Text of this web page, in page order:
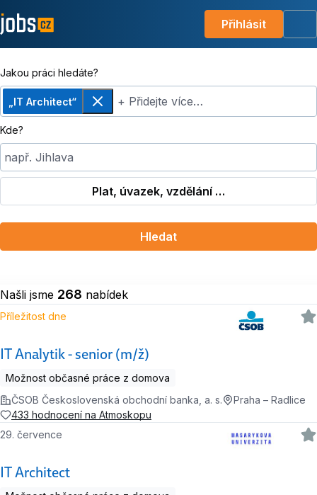
Přihlásit
Jakou práci hledáte?
„IT Architect“
Odebrat+ Přidejte více…
Kde?
např. Jihlava
Plat, úvazek, vzdělání …
Hledat
Našli jsme 268 nabídek
IT Analytik - senior (m/ž)
Příležitost dne
Možnost občasné práce z domova
ČSOB Československá obchodní banka, a. s.
Praha – Radlice
433 hodnocení na Atmoskopu
IT Architect
29. července